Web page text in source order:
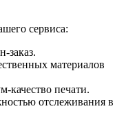
сервиса:
заказ.
материалов
качество печати.
отслеживания в